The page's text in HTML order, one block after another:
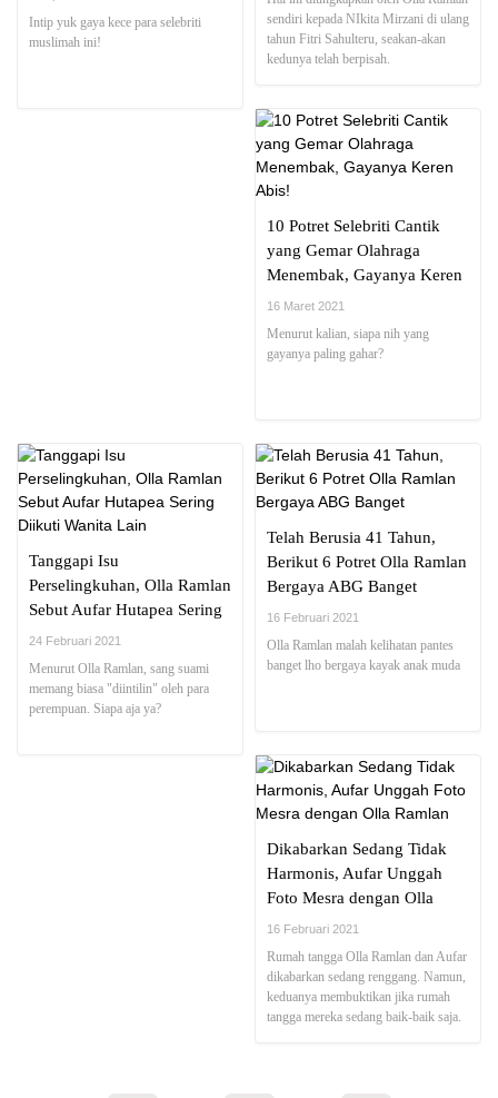
Intip yuk gaya kece para selebriti
muslimah ini!
sendiri kepada NIkita Mirzani di ulang
tahun Fitri Sahulteru, seakan-akan
kedunya telah berpisah.
10 Potret Selebriti Cantik
yang Gemar Olahraga
Menembak, Gayanya Keren
Abis!
16 Maret 2021
Menurut kalian, siapa nih yang
gayanya paling gahar?
Tanggapi Isu
Perselingkuhan, Olla Ramlan
Sebut Aufar Hutapea Sering
Diikuti Wanita Lain
24 Februari 2021
Menurut Olla Ramlan, sang suami
memang biasa "diintilin" oleh para
perempuan. Siapa aja ya?
Telah Berusia 41 Tahun,
Berikut 6 Potret Olla Ramlan
Bergaya ABG Banget
16 Februari 2021
Olla Ramlan malah kelihatan pantes
banget lho bergaya kayak anak muda
Dikabarkan Sedang Tidak
Harmonis, Aufar Unggah
Foto Mesra dengan Olla
Ramlan
16 Februari 2021
Rumah tangga Olla Ramlan dan Aufar
dikabarkan sedang renggang. Namun,
keduanya membuktikan jika rumah
tangga mereka sedang baik-baik saja.